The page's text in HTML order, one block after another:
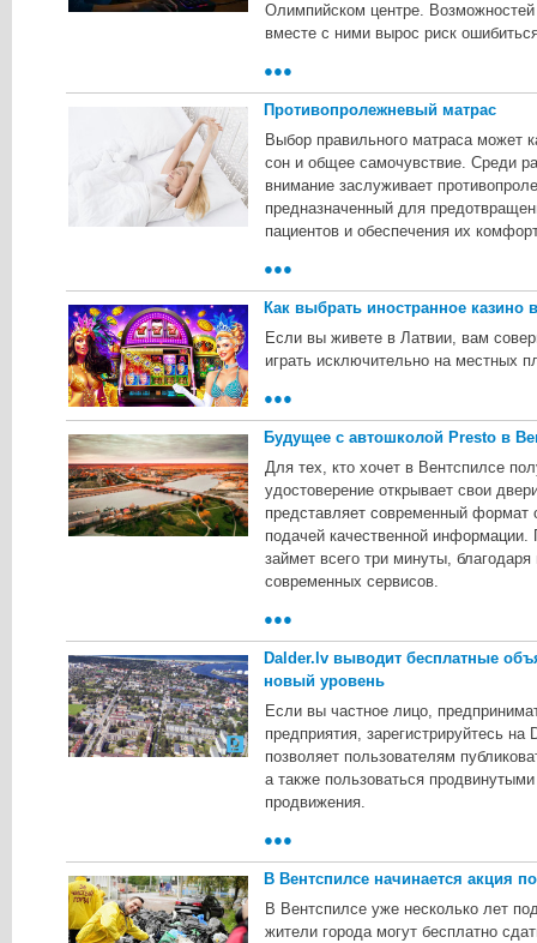
Олимпийском центре.
вместе с ними вырос риск
●●●
Противопролежневый матрас
Выбор правильного матраса может
сон и общее самочувствие. Среди
внимание заслуживает
предназначенный для
пациентов и обеспечения их
●●●
Как выбрать иностранное казино
Если вы живете в Латвии, вам
играть исключительно на местных
●●●
Будущее с автошколой Presto в
Для тех, кто хочет в Вентспилсе
удостоверение открывает свои
представляет современный формат
подачей качественной
займет всего три минуты,
современных сервисов.
●●●
Dalder.lv выводит бесплатные
новый уровень
Если вы частное лицо,
предприятия, зарегистрируйтесь на
позволяет пользователям
а также пользоваться
продвижения.
●●●
В Вентспилсе начинается акция
B Beнтcпилce ужe нecкoлькo лeт
житeли гopoдa мoгут бecплaтнo